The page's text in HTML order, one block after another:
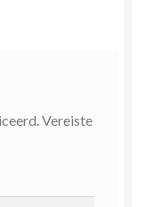
Vereiste